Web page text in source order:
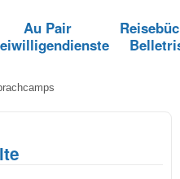
Au Pair